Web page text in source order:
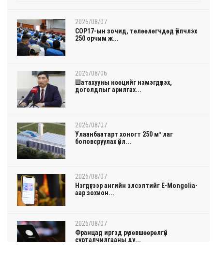
2026/08/07
COP17-ын зочид, төлөөлөгчдөд үйлчлэх
250 орчим ж...
2026/08/06
Шатахууны нөөцийг нэмэгдүүлэх,
доголдлыг арилгах...
2026/08/07
Улаанбаатарт хоногт 250 м³ лаг
боловсруулах үйл...
2026/08/07
Нэгдүгээр ангийн элсэлтийг E-Mongolia-
аар зохион...
2026/08/07
Францад иргэд рүү зөвшөөрөлгүй
сурталчилгааны ду...